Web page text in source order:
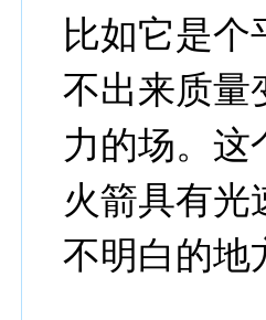
比如它是
不出来质量
力的场。这
火箭具有光
不明白的地